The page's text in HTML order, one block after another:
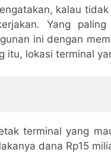
kalau
Yang
ini dengan
itu, lokasi terminal
terminal yang
dana Rp15